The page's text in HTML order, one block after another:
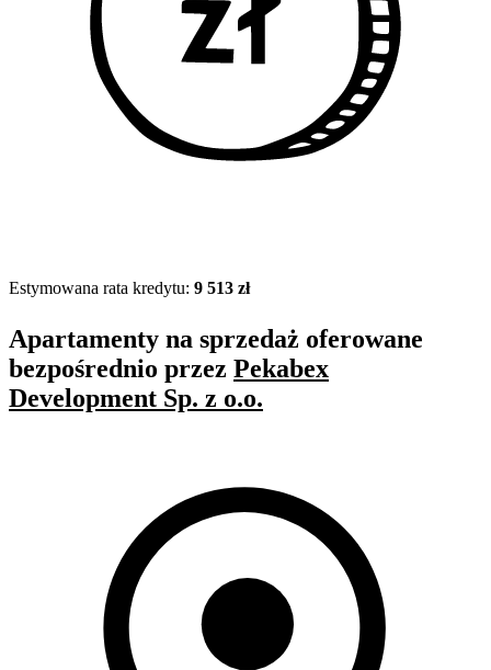
Estymowana rata kredytu: 9 513 zł
Apartamenty na sprzedaż oferowane
bezpośrednio przez Pekabex
Development Sp. z o.o.